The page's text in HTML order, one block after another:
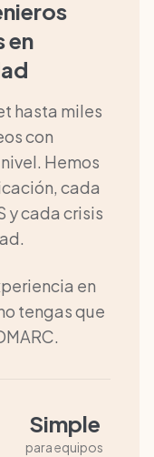
en
hasta miles
con
Hemos
cada
y cada crisis
en
tengas que
Simple
para equipos